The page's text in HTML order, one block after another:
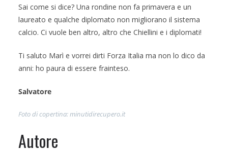
Sai come si dice? Una rondine non fa primavera e un
laureato e qualche diplomato non migliorano il sistema
calcio. Ci vuole ben altro, altro che Chiellini e i diplomati!
Ti saluto Marì e vorrei dirti Forza Italia ma non lo dico da
anni: ho paura di essere frainteso.
Salvatore
Foto di copertina: minutidirecupero.it
Autore